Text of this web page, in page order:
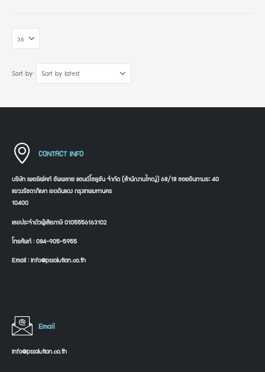
Sort by:
CONTACT INFO
บริษัท เพอร์เฟคท์ ซัพพลาย แอนด์โซลูชัน จำกัด (สำนักงานใหญ่) 68/18 ซอยอินทามระ 40
แขวงรัชดาภิเษก เขตดินแดง กรุงเทพมหานคร
10400
เลขประจำตัวผู้เสียภาษี 0105556163102
โทรศัพท์ : 084-905-5955
Email : info@pssolution.co.th
Email
info@pssolution.co.th